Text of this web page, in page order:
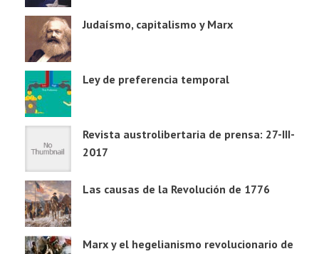
Judaísmo, capitalismo y Marx
Ley de preferencia temporal
Revista austrolibertaria de prensa: 27-III-
2017
Las causas de la Revolución de 1776
Marx y el hegelianismo revolucionario de